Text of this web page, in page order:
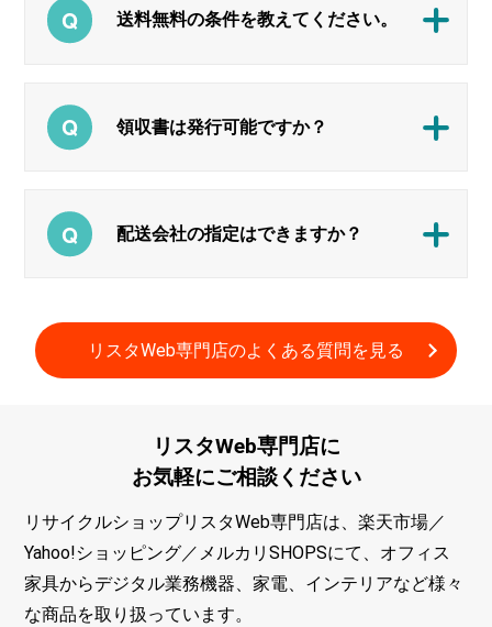
送料無料の条件を教えてください。
領収書は発行可能ですか？
配送会社の指定はできますか？
リスタWeb専門店のよくある質問 を 見る
リスタWeb専門店に
お気軽にご相談ください
リサイクルショップリスタWeb専門店は、楽天市場／
Yahoo!ショッピング／メルカリSHOPSにて、オフィス
家具からデジタル業務機器、家電、インテリアなど様々
な商品を取り扱っています。